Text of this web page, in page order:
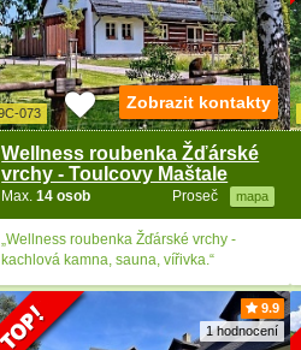
073
Wellness roubenka Žďárské
vrchy - Toulcovy Maštale
Proseč mapa
Max.14 osob
Zobrazit kontakty
„Wellness roubenka Žďárské vrchy -
kachlová kamna, sauna, vířivka.“
9.9
1 hodnocení